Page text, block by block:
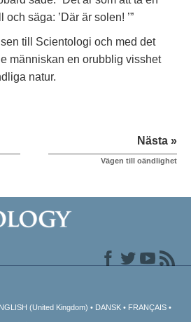
säga: ’Där är solen! ’”
till Scientologi och med det
människan en orubblig visshet
natur.
Nästa »
Vägen till oändlighet
(United Kingdom) DANSK FRANÇAIS